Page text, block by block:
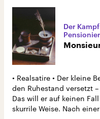
Der
• Realsatire • Der kleine
den Ruhestand versetzt
Das will er auf keinen
skurrile Weise. Nach